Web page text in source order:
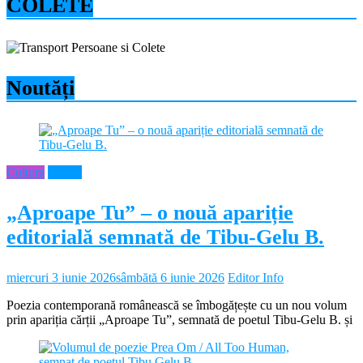
COLETE
Noutăți
Cultura
„Aproape Tu” – o nouă apariție
editorială semnată de Tibu-Gelu B.
miercuri 3 iunie 2026sâmbătă 6 iunie 2026 Editor Info
Poezia contemporană românească se îmbogățește cu un nou volum
prin apariția cărții „Aproape Tu”, semnată de poetul Tibu-Gelu B. și